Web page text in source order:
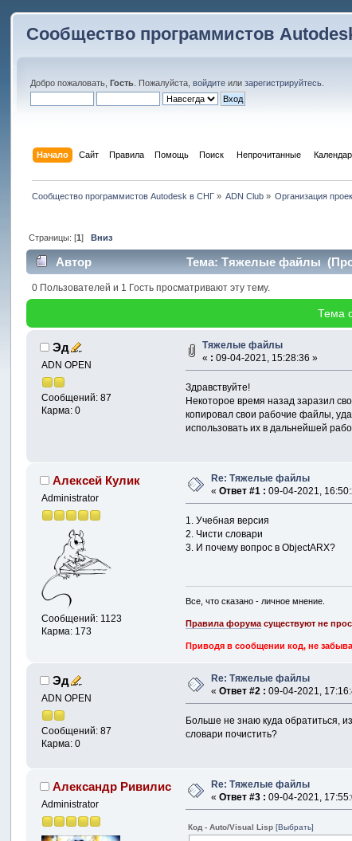
Сообщество программистов
Добро пожаловать,Гость . Пожалуйста,войдите илизарегистрируйтесь
Начало Сайт Правила Помощь Поиск Непрочитанные
Сообщество программистов Autodesk в СНГ» ADN Club » Организация
Страницы: [1] Вниз
Автор Тема: Тяжелые файлы
0 Пользователей и 1 Гость просматривают эту тему.
Тема
Эд
ADN OPEN
Сообщений: 87
Карма: 0
Тяжелые файлы
« : 09-04-2021, 15:28:36 »
Здравствуйте!
Некоторое время назад заразил
копировал свои рабочие файлы,
использовать их в дальнейшей
Алексей Кулик
Administrator
Сообщений: 1123
Карма: 173
Re: Тяжелые файлы
«Ответ #1 : 09-04-2021,
1. Учебная версия
2. Чисти словари
3. И почему вопрос в ObjectARX?
Все, что сказано - личное мнение.
Правила форума существуют не
Приводя в сообщении код, не
Эд
ADN OPEN
Сообщений: 87
Карма: 0
Re: Тяжелые файлы
«Ответ #2 : 09-04-2021,
Больше не знаю куда обратиться,
словари почистить?
Александр Ривилис
Administrator
Re: Тяжелые файлы
«Ответ #3 : 09-04-2021,
Код - Auto/Visual Lisp[Выбрать]